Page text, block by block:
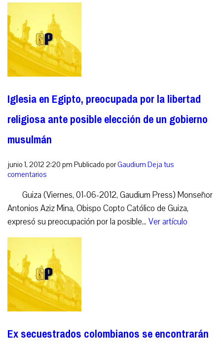
Iglesia en Egipto, preocupada por la libertad
religiosa ante posible elección de un gobierno
musulmán
junio 1, 2012 2:20 pm Publicado porGaudium Deja tus
comentarios
Guiza (Viernes, 01-06-2012, Gaudium Press) Monseñor
Antonios Aziz Mina, Obispo Copto Católico de Guiza,
expresó su preocupación por la posible... Ver artículo
Ex secuestrados colombianos se encontrarán